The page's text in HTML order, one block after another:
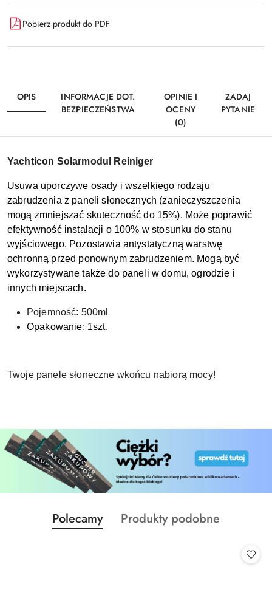
Pobierz produkt do PDF
OPIS
INFORMACJE DOT.
BEZPIECZEŃSTWA
OPINIE I
OCENY
(0)
ZADAJ
PYTANIE
Yachticon Solarmodul Reiniger
Usuwa uporczywe osady i wszelkiego rodzaju
zabrudzenia z paneli słonecznych (zanieczyszczenia
mogą zmniejszać skuteczność do 15%). Może poprawić
efektywność instalacji o 100% w stosunku do stanu
wyjściowego. Pozostawia antystatyczną warstwę
ochronną przed ponownym zabrudzeniem. Mogą być
wykorzystywane także do paneli w domu, ogrodzie i
innych miejscach.
Pojemność: 500ml
Opakowanie: 1szt.
Twoje panele słoneczne wkońcu nabiorą mocy!
Pomiń karuzelę produktów
Produkty
o
Polecamy
Produkty
Produkty podobne